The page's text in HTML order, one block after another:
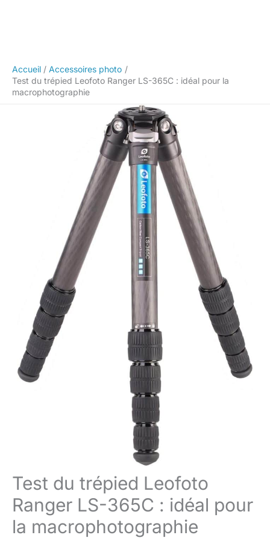
Accueil
Accessoires photo
Test du trépied Leofoto Ranger LS-365C : idéal pour la
macrophotographie
Test du trépied Leofoto
Ranger LS-365C : idéal pour
la macrophotographie